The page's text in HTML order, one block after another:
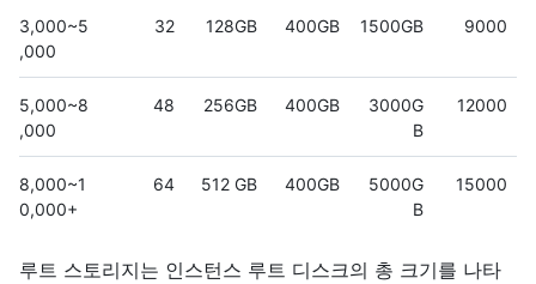
3,000~5
,000
32 128GB 400GB 1500GB 9000
5,000~8
,000
48 256GB 400GB
3000G
B
12000
8,000~1
0,000+
64 512 GB 400GB
5000G
B
15000
루트 스토리지는 인스턴스 루트 디스크의 총 크기를 나타